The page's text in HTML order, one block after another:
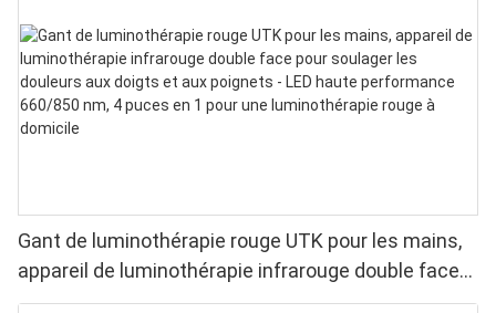
Gant de luminothérapie rouge UTK pour les mains,
appareil de luminothérapie infrarouge double face
pour soulager les douleurs aux doigts et aux